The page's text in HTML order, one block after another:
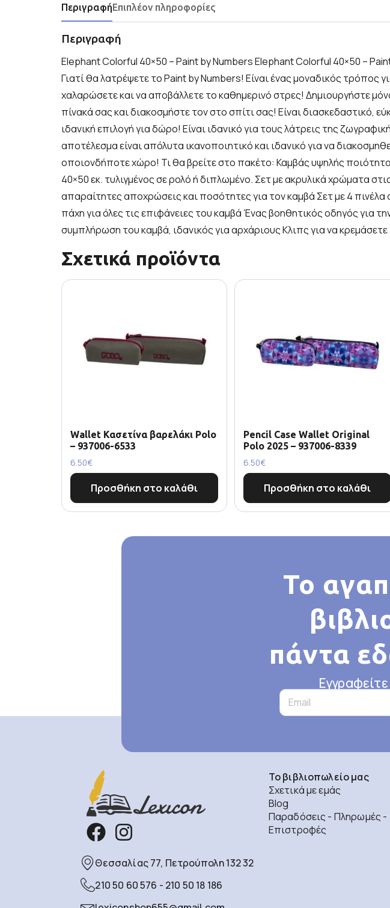
ΠεριγραφήΕπιπλέον πληροφορίες
Περιγραφή
Elephant Colorful 40×50 – Paint by Numbers Elephant Colorful 40×50 –
Γιατί θα λατρέψετε το Paint by Numbers! Είναι ένας μοναδικός τρόπος
χαλαρώσετε και να αποβάλλετε το καθημερινό στρες! Δημιουργήστε
πίνακά σας και διακοσμήστε τον στο σπίτι σας! Είναι διασκεδαστικό,
ιδανική επιλογή για δώρο! Είναι ιδανικό για τους λάτρεις της
αποτέλεσμα είναι απόλυτα ικανοποιητικό και ιδανικό για να
οποιονδήποτε χώρο! Τι θα βρείτε στο πακέτο: Καμβάς υψηλής
40×50 εκ. τυλιγμένος σε ρολό ή διπλωμένο. Σετ με ακρυλικά χρώματα
απαραίτητες αποχρώσεις και ποσότητες για τον καμβά Σετ με 4 πινέλα
πάχη για όλες τις επιφάνειες του καμβά Ένας βοηθητικός οδηγός για
συμπλήρωση του καμβά, ιδανικός για αρχάριους Κλιπς για να
Σχετικά προϊόντα
Wallet Κασετίνα βαρελάκι Polo
– 937006-6533
6.50€
Προσθήκη στο καλάθι
Pencil Case Wallet Original
Polo 2025 – 937006-8339
6.50€
Προσθήκη στο καλάθι
Το
πάντα
Θεσσαλίας 77, Πετρούπολη 132 32
210 50 60 576 - 210 50 18 186
Το βιβλιοπωλείο μας
Σχετικά με εμάς
Blog
Παραδόσεις - Πληρωμές -
Επιστροφές